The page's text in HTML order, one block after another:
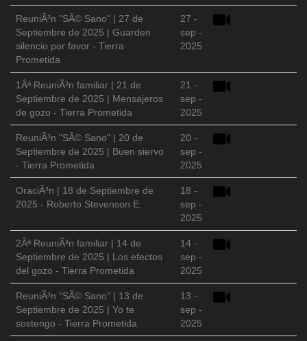
ReuniÃ³n "SÃ© Sano" | 27 de
Septiembre de 2025 | Guarden
silencio por favor - Tierra
Prometida
27 -
sep -
2025
1Âª ReuniÃ³n familiar | 21 de
Septiembre de 2025 | Mensajeros
de gozo - Tierra Prometida
21 -
sep -
2025
ReuniÃ³n "SÃ© Sano" | 20 de
Septiembre de 2025 | Buen siervo
- Tierra Prometida
20 -
sep -
2025
OraciÃ³n | 18 de Septiembre de
2025 - Roberto Stevenson E.
18 -
sep -
2025
2Âª ReuniÃ³n familiar | 14 de
Septiembre de 2025 | Los efectos
del gozo - Tierra Prometida
14 -
sep -
2025
ReuniÃ³n "SÃ© Sano" | 13 de
Septiembre de 2025 | Yo te
sostengo - Tierra Prometida
13 -
sep -
2025